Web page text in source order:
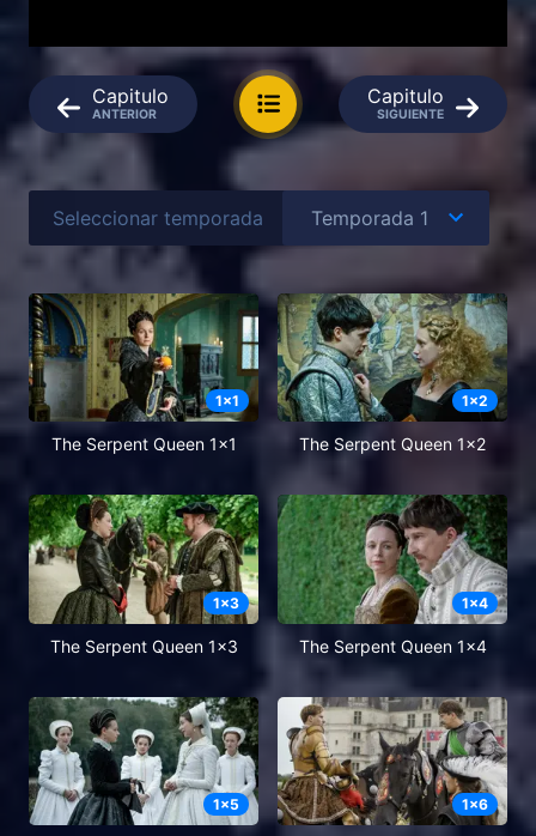
Capitulo
ANTERIOR
Capitulo
SIGUIENTE
Seleccionar temporada
1x1
The Serpent Queen 1x1
1x2
The Serpent Queen 1x2
1x3
The Serpent Queen 1x3
1x4
The Serpent Queen 1x4
1x5 1x6